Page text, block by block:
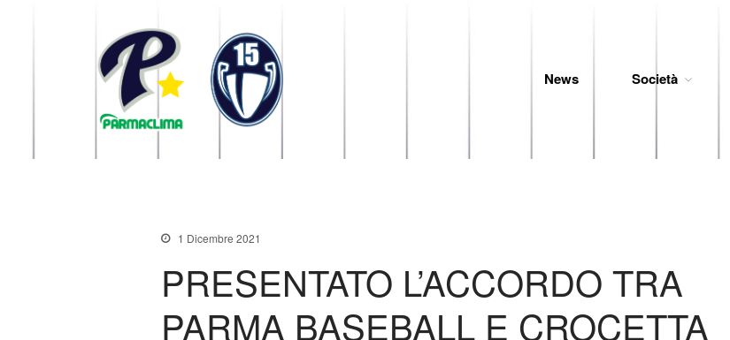
News Società
1 Dicembre 2021
PRESENTATO L’ACCORDO TRA
PARMA BASEBALL E CROCETTA